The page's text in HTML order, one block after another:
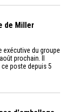
de Miller
exécutive du groupe
prochain. Il
poste depuis 5